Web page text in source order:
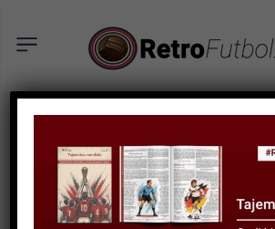
SPORTOWA HISTORIA
Jak sen wyzwolicieli
ogarniał miliony